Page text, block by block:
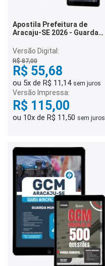
Apostila Prefeitura de
Aracaju-SE 2026 - Guarda
Versão Digital:
R$ 87,00
R$ 55,68
ou 5x de R$ 11,14 sem juros
Versão Impressa:
R$ 115,00
ou 10x de R$ 11,50 sem juros